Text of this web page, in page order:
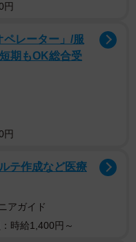
がキマっている
００８年１１月。まだ
の周りにいた野良猫の
円
ペレーター」/服
期もOK総合受
円
テ作成など医療
アガイド
時給1,400円～